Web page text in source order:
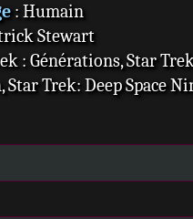
: Humain
Stewart
: Générations, Star
Trek: Deep Space